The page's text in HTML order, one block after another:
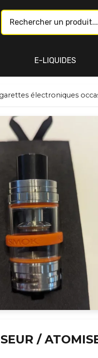
E-LIQUIDES
électroniques
/